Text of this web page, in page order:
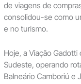
de viagens de
consolidou-se como
e no turismo.
Hoje, a Viação
Sudeste, operando
Balneário Camboriú e